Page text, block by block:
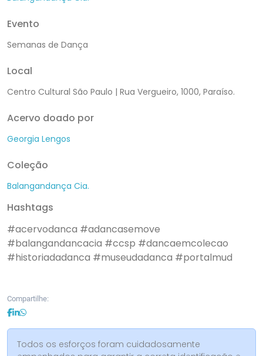
Evento
Semanas de Dança
Local
Centro Cultural São Paulo | Rua Vergueiro, 1000, Paraíso.
Acervo doado por
Georgia Lengos
Coleção
Balangandança Cia.
Hashtags
#acervodanca #adancasemove
#balangandancacia #ccsp #dancaemcolecao
#historiadadanca #museudadanca #portalmud
Compartilhe:
Todos os esforços foram cuidadosamente